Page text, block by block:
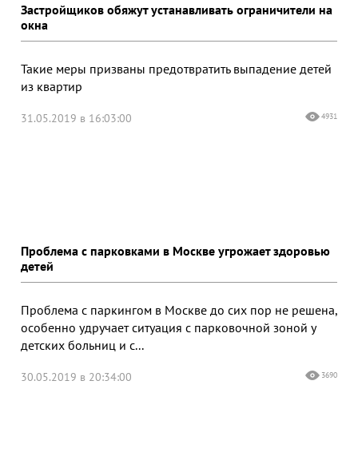
Застройщиков обяжут устанавливать ограничители на
окна
Такие меры призваны предотвратить выпадение детей
из квартир
31.05.2019 в 16:03:00 4931
Проблема с парковками в Москве угрожает здоровью
детей
Проблема c паркингом в Москве до сих пор не решена,
особенно удручает ситуация с парковочной зоной у
детских больниц и с...
30.05.2019 в 20:34:00 3690